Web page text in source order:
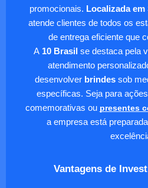
promocionais. Localizada em
atende clientes de todos os
de entrega eficiente que
A10 Brasilse destaca pela
atendimento
desenvolver brindessob
específicas. Seja para
comemorativas ou presentes
a empresa está
Vantagens de